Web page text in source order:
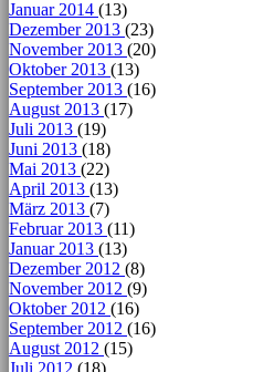
Januar 2014 (13)
Dezember 2013 (23)
November 2013 (20)
Oktober 2013 (13)
September 2013 (16)
August 2013 (17)
Juli 2013 (19)
Juni 2013 (18)
Mai 2013 (22)
April 2013 (13)
März 2013 (7)
Februar 2013 (11)
Januar 2013 (13)
Dezember 2012 (8)
November 2012 (9)
Oktober 2012 (16)
September 2012 (16)
August 2012 (15)
Juli 2012 (18)